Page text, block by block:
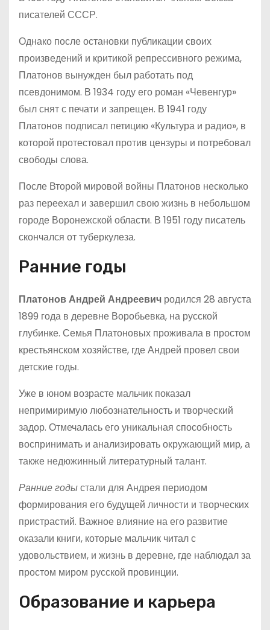
писателей СССР.
Однако после остановки публикации своих
произведений и критикой репрессивного режима,
Платонов вынужден был работать под
псевдонимом. В 1934 году его роман «Чевенгур»
был снят с печати и запрещен. В 1941 году
Платонов подписал петицию «Культура и радио», в
которой протестовал против цензуры и потребовал
свободы слова.
После Второй мировой войны Платонов несколько
раз переехал и завершил свою жизнь в небольшом
городе Воронежской области. В 1951 году писатель
скончался от туберкулеза.
Ранние годы
Платонов Андрей Андреевич родился 28 августа
1899 года в деревне Воробьевка, на русской
глубинке. Семья Платоновых проживала в простом
крестьянском хозяйстве, где Андрей провел свои
детские годы.
Уже в юном возрасте мальчик показал
непримиримую любознательность и творческий
задор. Отмечалась его уникальная способность
воспринимать и анализировать окружающий мир, а
также недюжинный литературный талант.
Ранние годыстали для Андрея периодом
формирования его будущей личности и творческих
пристрастий. Важное влияние на его развитие
оказали книги, которые мальчик читал с
удовольствием, и жизнь в деревне, где наблюдал за
простом миром русской провинции.
Образование и карьера